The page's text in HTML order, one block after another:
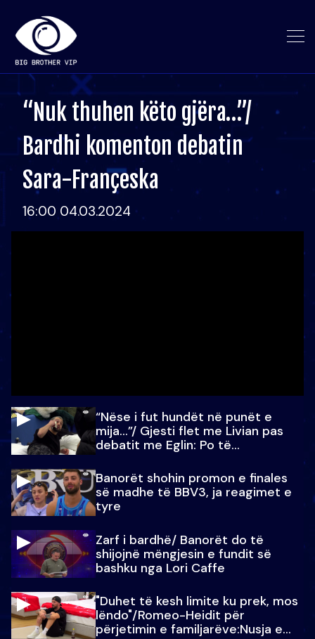
“Nuk thuhen këto gjëra…”/
Bardhi komenton debatin
Sara-Françeska
16:00 04.03.2024
“Nëse i fut hundët në punët e
mija…”/ Gjesti flet me Livian pas
debatit me Eglin: Po të
Banorët shohin promon e finales
së madhe të BBV3, ja reagimet e
tyre
Zarf i bardhë/ Banorët do të
shijojnë mëngjesin e fundit së
bashku nga Lori Caffe
"Duhet të kesh limite ku prek, mos
lëndo"/Romeo-Heidit për
përjetimin e familjarëve:Nusja e